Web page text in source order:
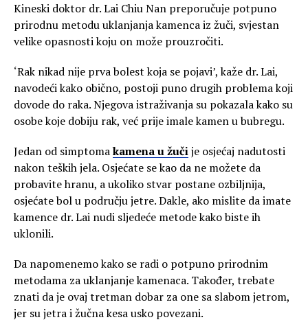
Kineski doktor dr. Lai Chiu Nan preporučuje potpuno
prirodnu metodu uklanjanja kamenca iz žuči, svjestan
velike opasnosti koju on može prouzročiti.
‘Rak nikad nije prva bolest koja se pojavi’, kaže dr. Lai,
navodeći kako obično, postoji puno drugih problema koji
dovode do raka. Njegova istraživanja su pokazala kako su
osobe koje dobiju rak, već prije imale kamen u bubregu.
Jedan od simptomakamena u žučije osjećaj nadutosti
nakon teških jela. Osjećate se kao da ne možete da
probavite hranu, a ukoliko stvar postane ozbiljnija,
osjećate bol u području jetre. Dakle, ako mislite da imate
kamence dr. Lai nudi sljedeće metode kako biste ih
uklonili.
Da napomenemo kako se radi o potpuno prirodnim
metodama za uklanjanje kamenaca. Također, trebate
znati da je ovaj tretman dobar za one sa slabom jetrom,
jer su jetra i žučna kesa usko povezani.